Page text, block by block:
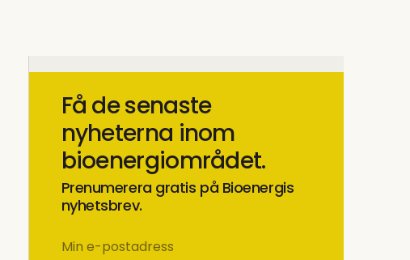
Få de senaste
nyheterna inom
bioenergiområdet.
Prenumerera gratis på Bioenergis
nyhetsbrev.